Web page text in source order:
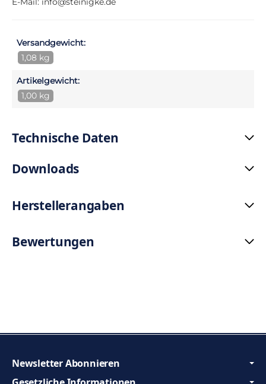
Versandgewicht:
1,08 kg
Artikelgewicht:
1,00 kg
Technische Daten
Downloads
Herstellerangaben
Bewertungen
Newsletter Abonnieren